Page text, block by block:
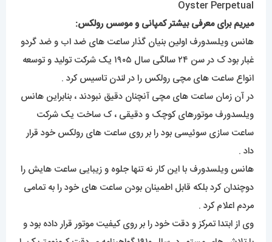
میریم برای معرفی بیشتر کمپانی و موسس رولکس:
هانس ویلسدورف اولین بنیان گذار ساعت های ضد اب و ضد گردو
غبار بود ک در سن ۲۴ سالگی سال ۱۹۰۵ یک شرکت تولید و توسعه
انواع ساعت های مچی رولکس را در لندن تاسیس کرد .
در آن زمان ساعت های مچی آنچنان دقیق نبودند ، بنابراین هانس
ویلسدورف موتورهای کوچک و دقیقی ، ک ساخت یک شرکت
ساعت سازی سوئیسی بود را بر روی ساعت های رولکس خود قرار
داد .
هانس ویلسدورف با این کار نه تنها جلوه و زیبایی ساعت هایش را
دوچندان کرد بلکه قابل اطمینان بودن ساعت های خود را به تمامی
مردم اعلام کرد .
وی از ابتدا تمرکز و دقت خود را بر روی کیفیت موتور قرار داده بود و